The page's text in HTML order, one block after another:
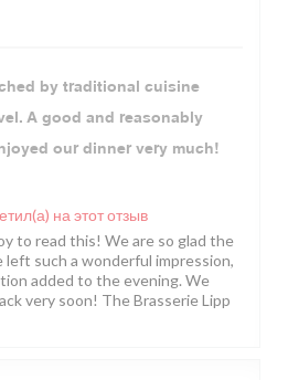
by traditional cuisine
A good and reasonably
our dinner very much!
на этот отзыв
to read this! We are so glad the
left such a wonderful impression,
added to the evening. We
very soon! The Brasserie Lipp